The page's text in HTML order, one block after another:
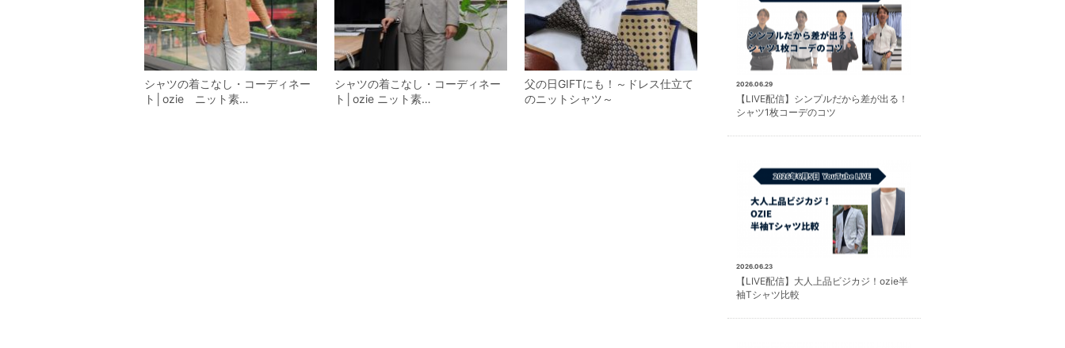
シャツの着こなし・コーディネー
ト│ozie ニット素…
シャツの着こなし・コーディネー
ト│ozie ニット素…
父の日GIFTにも！～ドレス仕立て
のニットシャツ～
2026.06.29
【LIVE配信】シンプルだから差が出る！
シャツ1枚コーデのコツ
2026.06.23
【LIVE配信】大人上品ビジカジ！ozie半
袖Tシャツ比較